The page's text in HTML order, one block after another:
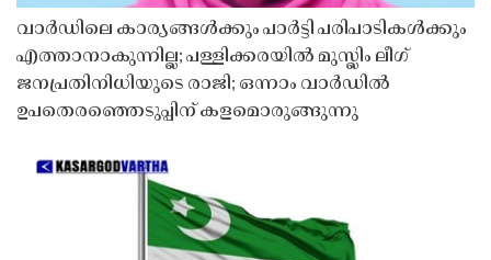
വാർഡിലെ കാര്യങ്ങൾക്കും പാർട്ടി പരിപാടികൾക്കും
എത്താനാകുന്നില്ല; പള്ളിക്കരയിൽ മുസ്ലിം ലീഗ്
ജനപ്രതിനിധിയുടെ രാജി; ഒന്നാം വാർഡിൽ
ഉപതെരഞ്ഞെടുപ്പിന് കളമൊരുങ്ങുന്നു